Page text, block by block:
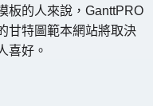
板的人來說，GanttPRO
甘特圖範本網站將取決
喜好。